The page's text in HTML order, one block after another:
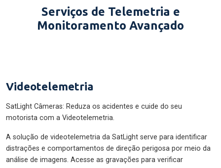
Serviços de Telemetria e
Monitoramento Avançado
Videotelemetria
SatLight Câmeras: Reduza os acidentes e cuide do seu
motorista com a Videotelemetria.
A solução de videotelemetria da SatLight serve para identificar
distrações e comportamentos de direção perigosa por meio da
análise de imagens. Acesse as gravações para verificar